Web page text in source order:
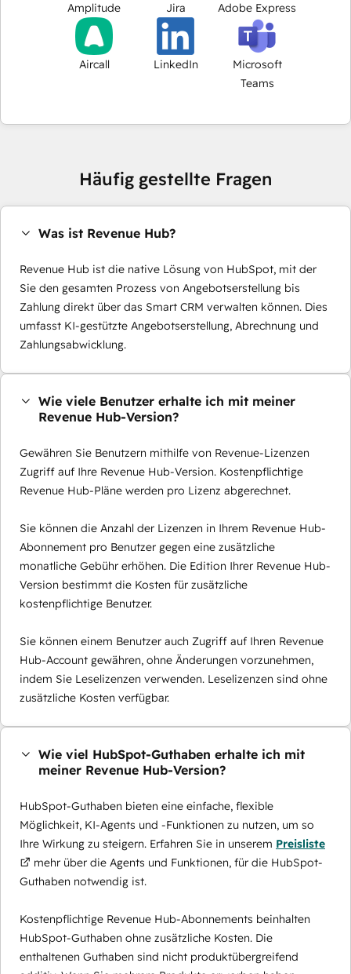
Amplitude Jira Adobe Express
Aircall LinkedIn
Microsoft
Teams
Häufig gestellte Fragen
Was ist Revenue Hub?
Revenue Hub ist die native Lösung von HubSpot, mit der
Sie den gesamten Prozess von Angebotserstellung bis
Zahlung direkt über das Smart CRM verwalten können. Dies
umfasst KI-gestützte Angebotserstellung, Abrechnung und
Zahlungsabwicklung.
Wie viele Benutzer erhalte ich mit meiner
Revenue Hub-Version?
Gewähren Sie Benutzern mithilfe von Revenue-Lizenzen
Zugriff auf Ihre Revenue Hub-Version. Kostenpflichtige
Revenue Hub-Pläne werden pro Lizenz abgerechnet.
Sie können die Anzahl der Lizenzen in Ihrem Revenue Hub-
Abonnement pro Benutzer gegen eine zusätzliche
monatliche Gebühr erhöhen. Die Edition Ihrer Revenue Hub-
Version bestimmt die Kosten für zusätzliche
kostenpflichtige Benutzer.
Sie können einem Benutzer auch Zugriff auf Ihren Revenue
Hub-Account gewähren, ohne Änderungen vorzunehmen,
indem Sie Leselizenzen verwenden. Leselizenzen sind ohne
zusätzliche Kosten verfügbar.
Wie viel HubSpot-Guthaben erhalte ich mit
meiner Revenue Hub-Version?
HubSpot-Guthaben bieten eine einfache, flexible
Möglichkeit, KI-Agents und -Funktionen zu nutzen, um so
Ihre Wirkung zu steigern. Erfahren Sie in unserem Preisliste
mehr über die Agents und Funktionen, für die HubSpot-
Guthaben notwendig ist.
Kostenpflichtige Revenue Hub-Abonnements beinhalten
HubSpot-Guthaben ohne zusätzliche Kosten. Die
enthaltenen Guthaben sind nicht produktübergreifend